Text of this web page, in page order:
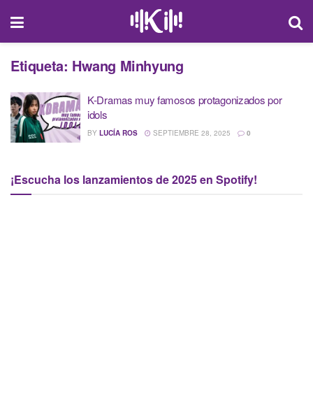
Etiqueta: Hwang Minhyung
K-Dramas muy famosos protagonizados por
idols
BY LUCÍA ROS SEPTIEMBRE 28, 2025 0
¡Escucha los lanzamientos de 2025 en Spotify!